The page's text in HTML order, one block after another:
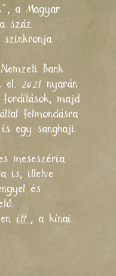
a Magyar
száz
Bank
el. 2021 nyarán
fordítások, majd
felmondásra
is egy sanghaji
meseszéria
is, illetve
és
itt , a kínai